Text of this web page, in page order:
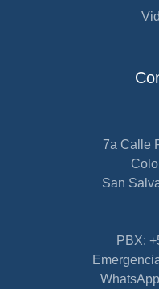
7a Calle
San
PBX: